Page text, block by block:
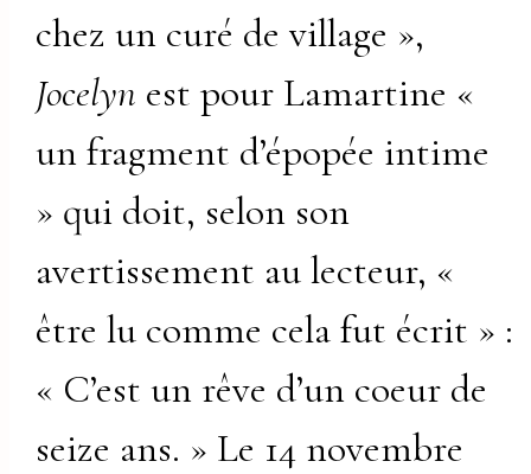
chez un curé de village »,
Jocelyn est pour Lamartine «
un fragment d’épopée intime
» qui doit, selon son
avertissement au lecteur, «
être lu comme cela fut écrit » :
« C’est un rêve d’un coeur de
seize ans. » Le 14 novembre